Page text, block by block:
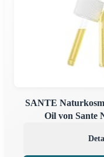
SANTE
Oil von Sante